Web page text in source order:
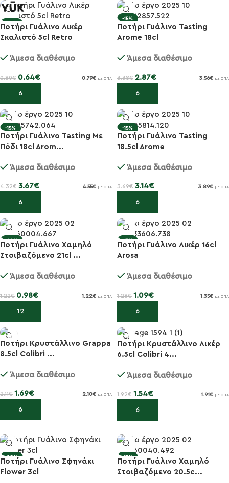
-20%
Ποτήρι Γυάλινο Λικέρ
Σκαλιστό 5cl Retro
Άμεσα διαθέσιμο
0.80€ 0.64€ 0.79€ με ΦΠΑ
Προσθήκη στο καλάθι
-15%
Ποτήρι Γυάλινο Tasting
Arome 18cl
Άμεσα διαθέσιμο
3.38€ 2.87€ 3.56€ με ΦΠΑ
Προσθήκη στο καλάθι
-15%
Ποτήρι Γυάλινο Tasting Με
Πόδι 18cl Arom...
Άμεσα διαθέσιμο
4.32€ 3.67€ 4.55€ με ΦΠΑ
Προσθήκη στο καλάθι
-15%
Ποτήρι Γυάλινο Tasting
18.5cl Arome
Άμεσα διαθέσιμο
3.69€ 3.14€ 3.89€ με ΦΠΑ
Προσθήκη στο καλάθι
-20%
Ποτήρι Γυάλινο Χαμηλό
Στοιβαζόμενο 21cl ...
Άμεσα διαθέσιμο
1.22€ 0.98€ 1.22€ με ΦΠΑ
Προσθήκη στο καλάθι
-15%
Ποτήρι Γυάλινο Λικέρ 16cl
Arosa
Άμεσα διαθέσιμο
1.28€ 1.09€ 1.35€ με ΦΠΑ
Προσθήκη στο καλάθι
-20%
Ποτήρι Κρυστάλλινο Grappa
8.5cl Colibri ...
Άμεσα διαθέσιμο
2.11€ 1.69€ 2.10€ με ΦΠΑ
Προσθήκη στο καλάθι
-20%
Ποτήρι Κρυστάλλινο Λικέρ
6.5cl Colibri 4...
Άμεσα διαθέσιμο
1.92€ 1.54€ 1.91 € με ΦΠΑ
Προσθήκη στο καλάθι
-20%
Ποτήρι Γυάλινο Σφηνάκι
Flower 3cl
-15%
Ποτήρι Γυάλινο Χαμηλό
Στοιβαζόμενο 20.5c...